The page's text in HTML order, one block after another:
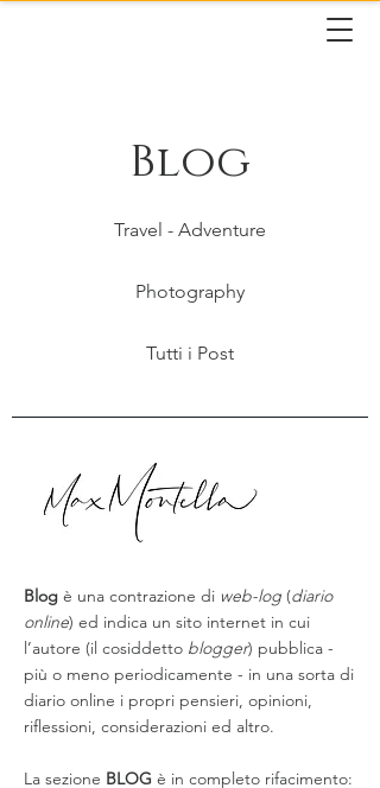
Blog
Travel - Adventure
Photography
Tutti i Post
Blog è una contrazione di web-log (diario
online) ed indica un sito internet in cui
l’autore (il cosiddetto blogger) pubblica -
più o meno periodicamente - in una sorta di
diario online i propri pensieri, opinioni,
riflessioni, considerazioni ed altro.
La sezione BLOG è in completo rifacimento: